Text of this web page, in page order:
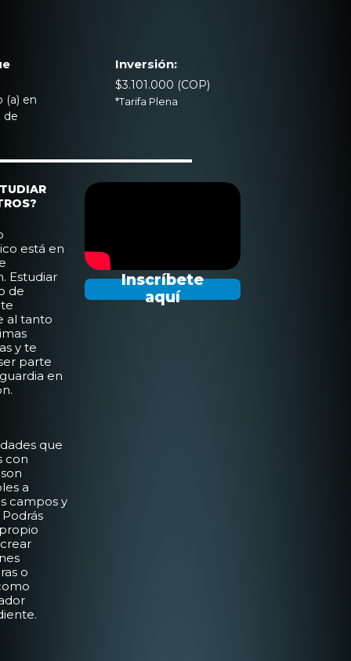
(a) en
de
Inversión:
$3.101.000 (COP)
*Tarifa Plena
está en
Estudiar
de
al tanto
y te
parte
en
que
con
a
campos y
o
Inscríbete
aquí